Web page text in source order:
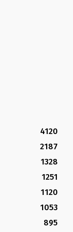
4120
2187
1328
1251
1120
1053
895